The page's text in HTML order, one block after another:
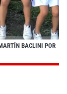
BACLINI POR